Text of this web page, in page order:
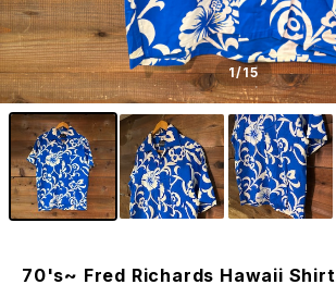
1/15
70's~ Fred Richards Hawaii Shirt